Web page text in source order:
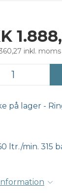
inkl. moms
på lager -
ltr./min. 315